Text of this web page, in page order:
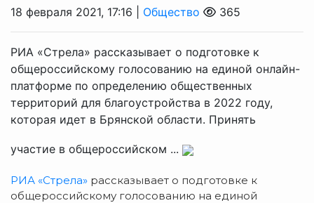
18 февраля 2021, 17:16 | Общество 365
РИА «Стрела» рассказывает о подготовке к
общероссийскому голосованию на единой онлайн-
платформе по определению общественных
территорий для благоустройства в 2022 году,
которая идет в Брянской области. Принять
участие в общероссийском ...
РИА «Стрела» рассказывает о подготовке к
общероссийскому голосованию на единой